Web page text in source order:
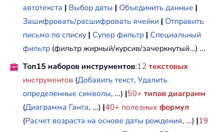
автотекста | Выбор даты | Объединить данные |
Зашифровать/расшифровать ячейки | Отправить
письмо по списку | Супер фильтр | Специальный
фильтр (фильтр жирный/курсив/зачеркнутый...) ...
Топ15 наборов инструментов:12 текстовых
инструментов (Добавить текст, Удалить
определенные символы, ...) |50+ типов диаграмм
(Диаграмма Ганта, ...) |40+ полезных формул
(Расчет возраста на основе даты рождения, ...) |19